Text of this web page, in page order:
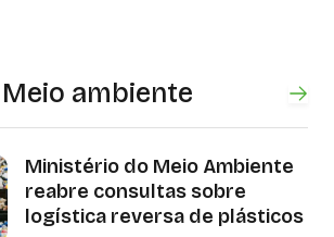
ambiente
Ministério do Meio Ambiente
reabre consultas sobre
logística reversa de plásticos